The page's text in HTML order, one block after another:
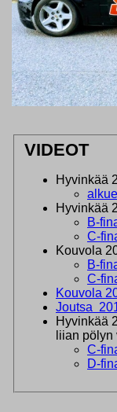
VIDEOT
Hyvinkää
Hyvinkää
B-
C-
Kouvola
B-
C-
Kouvola
Joutsa
Hyvinkää
liian
C-
D-